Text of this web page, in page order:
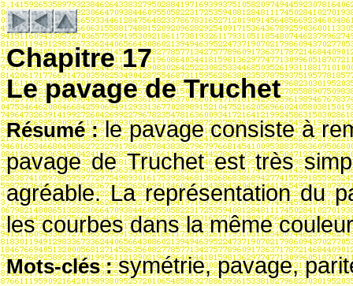
Chapitre 17
Le pavage de Truchet
Résumé:le pavage consiste à
pavage de Truchet est très
agréable. La représentation du
les courbes dans la même
Mots-clés:symétrie, pavage,